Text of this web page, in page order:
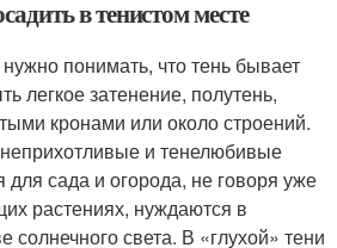
в тенистом месте
понимать, что тень бывает
легкое затенение, полутень,
кронами или около строений.
и тенелюбивые
для сада и огорода, не говоря уже
растениях, нуждаются в
солнечного света. В «глухой» тени